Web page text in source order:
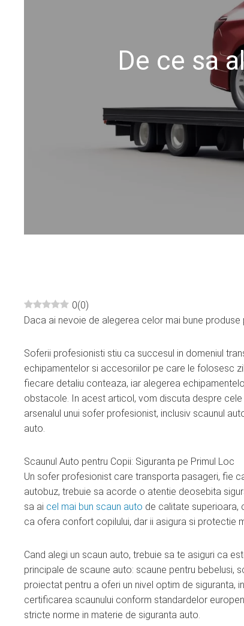
De ce sa
0(0)
Daca ai nevoie de alegerea celor mai bune
Soferii profesionisti stiu ca succesul in domeniul
echipamentelor si accesoriilor pe care le folosesc
fiecare detaliu conteaza, iar alegerea
obstacole. In acest articol, vom discuta despre
arsenalul unui sofer profesionist, inclusiv scaunul
auto.
Scaunul Auto pentru Copii: Siguranta pe Primul Loc
Un sofer profesionist care transporta pasageri, fie
autobuz, trebuie sa acorde o atentie deosebita
sa ai cel mai bun scaun auto de calitate superioara,
ca ofera confort copilului, dar ii asigura si protectie
Cand alegi un scaun auto, trebuie sa te asiguri ca
principale de scaune auto: scaune pentru bebelusi,
proiectat pentru a oferi un nivel optim de siguranta,
certificarea scaunului conform standardelor
stricte norme in materie de siguranta auto.